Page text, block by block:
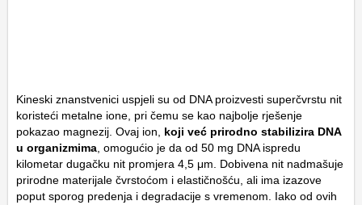
Kineski znanstvenici uspjeli su od DNA proizvesti superčvrstu nit
koristeći metalne ione, pri čemu se kao najbolje rješenje
pokazao magnezij. Ovaj ion,
koji već prirodno stabilizira DNA
u organizmima , omogućio je da od 50 mg DNA ispredu
kilometar dugačku nit promjera 4,5 μm. Dobivena nit nadmašuje
prirodne materijale čvrstoćom i elastičnošću, ali ima izazove
poput sporog predenja i degradacije s vremenom. Iako od ovih